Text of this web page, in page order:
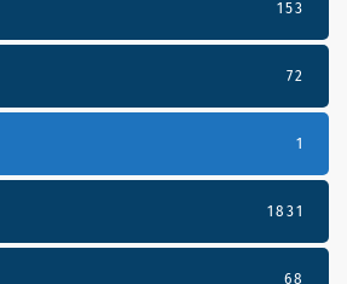
153
72
1
1831
68